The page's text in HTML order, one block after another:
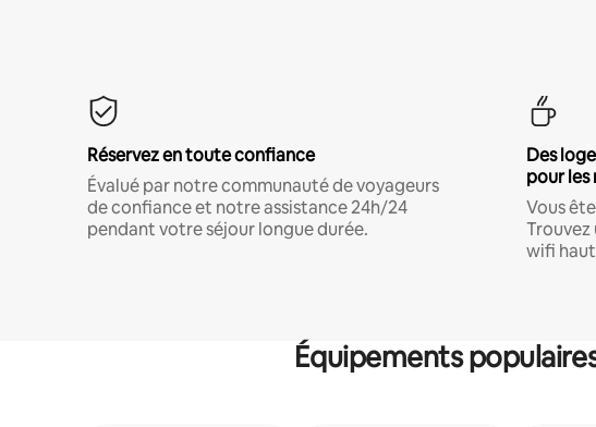
Réservez en toute confiance
Évalué par notre communauté de voyageurs
de confiance et notre assistance 24h/24
pendant votre séjour longue durée.
Des
pour les
Vous
Trouvez
wifi
Équipements